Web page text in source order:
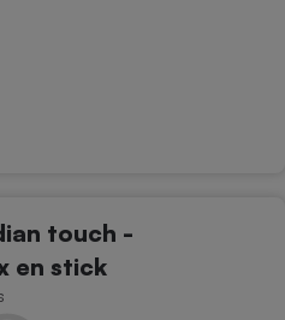
touch -
en stick